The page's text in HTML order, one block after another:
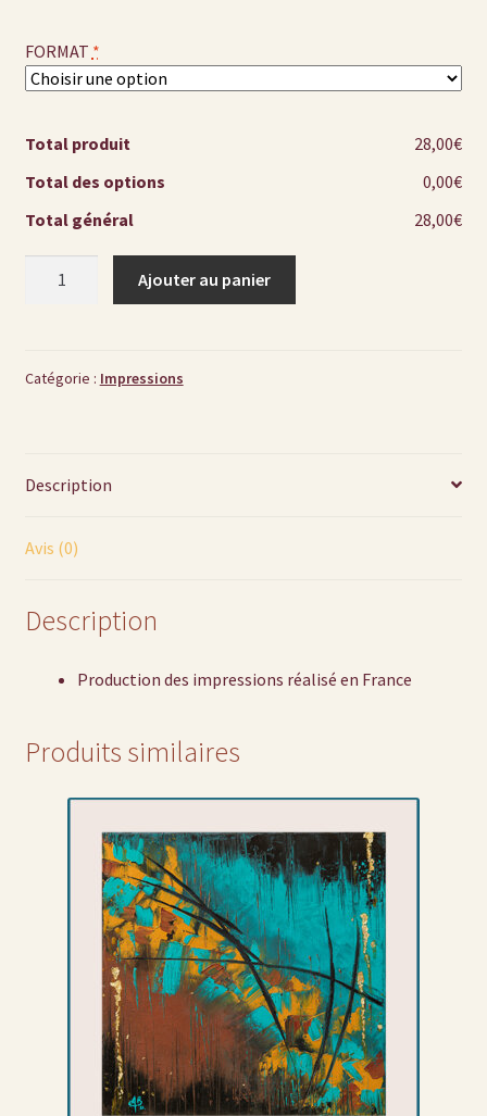
FORMAT *
Total produit
28,00€
Total des options
0,00€
Total général
28,00€
Noir
Reproduction
Art
Ajouter au panier
Catégorie : Impressions
Description
Avis (0)
Description
Production des impressions réalisé en France
Produits similaires